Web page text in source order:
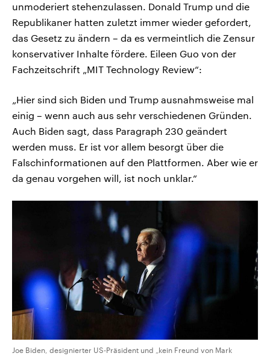
unmoderiert stehenzulassen. Donald Trump und die
Republikaner hatten zuletzt immer wieder gefordert,
das Gesetz zu ändern – da es vermeintlich die Zensur
konservativer Inhalte fördere. Eileen Guo von der
Fachzeitschrift „MIT Technology Review“:
„Hier sind sich Biden und Trump ausnahmsweise mal
einig – wenn auch aus sehr verschiedenen Gründen.
Auch Biden sagt, dass Paragraph 230 geändert
werden muss. Er ist vor allem besorgt über die
Falschinformationen auf den Plattformen. Aber wie er
da genau vorgehen will, ist noch unklar.“
Joe Biden, designierter US-Präsident und „kein Freund von Mark